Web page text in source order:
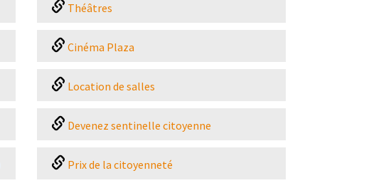
Théâtres
Cinéma Plaza
Location de salles
Devenez sentinelle citoyenne
Prix de la citoyenneté